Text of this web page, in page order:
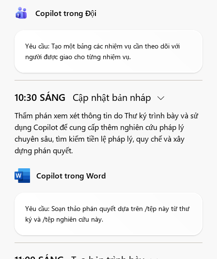
Copilot trong Đội
Yêu cầu: Tạo một bảng các nhiệm vụ cần theo dõi với
người được giao cho từng nhiệm vụ.
10:30 SÁNG Cập nhật bản nháp
Thẩm phán xem xét thông tin do Thư ký trình bày và sử
dụng Copilot để cung cấp thêm nghiên cứu pháp lý
chuyên sâu, tìm kiếm tiền lệ pháp lý, quy chế và xây
dựng phán quyết.
Copilot trong Word
Yêu cầu: Soạn thảo phán quyết dựa trên /tệp này từ thư
ký và /tệp nghiên cứu này.